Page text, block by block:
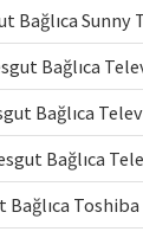
Bağlıca Sunny
Bağlıca
Bağlıca
Bağlıca
Bağlıca